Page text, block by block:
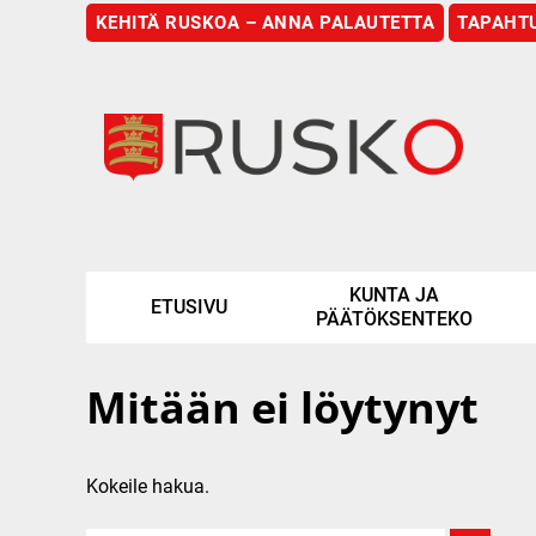
KEHITÄ RUSKOA – ANNA PALAUTETTA
ETUSIVU
KUNTA JA
PÄÄTÖKSENTEKO
Mitään ei löytynyt
Kokeile hakua.